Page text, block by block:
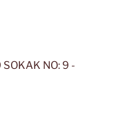
SOKAK NO: 9 -